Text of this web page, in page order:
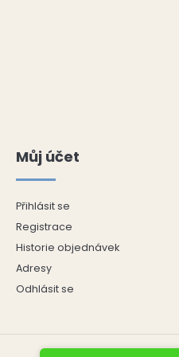
Můj účet
Přihlásit se
Registrace
Historie objednávek
Adresy
Odhlásit se